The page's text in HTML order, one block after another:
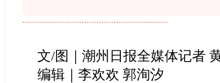
文/图｜潮州日报全媒体记者
编辑｜李欢欢 郭洵汐